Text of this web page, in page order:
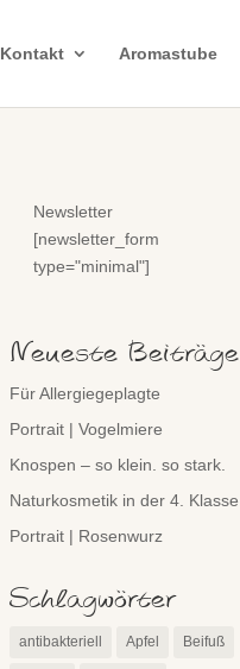
Kontakt Aromastube
Newsletter
[newsletter_form
type="minimal"]
Neueste Beiträge
Für Allergiegeplagte
Portrait | Vogelmiere
Knospen – so klein. so stark.
Naturkosmetik in der 4. Klasse
Portrait | Rosenwurz
Schlagwörter
antibakteriell Apfel Beifuß